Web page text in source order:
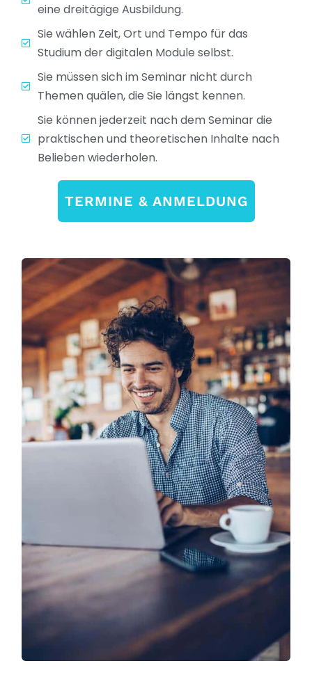
eine dreitägige Ausbildung.
Sie wählen Zeit, Ort und Tempo für das
Studium der digitalen Module selbst.
Sie müssen sich im Seminar nicht durch
Themen quälen, die Sie längst kennen.
Sie können jederzeit nach dem Seminar die
praktischen und theoretischen Inhalte nach
Belieben wiederholen.
TERMINE & ANMELDUNG